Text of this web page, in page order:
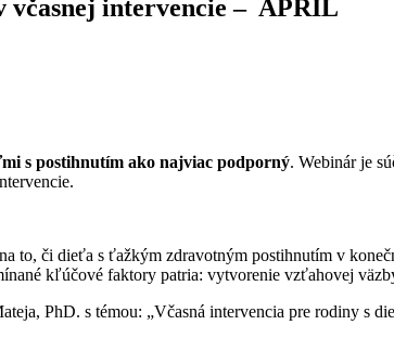
včasnej intervencie – APRÍL
s postihnutím ako najviac podporný. Webinár je
či dieťa s ťažkým zdravotným postihnutím v
kľúčové faktory patria: vytvorenie vzťahovej
PhD. s témou: „Včasná intervencia pre rodiny s